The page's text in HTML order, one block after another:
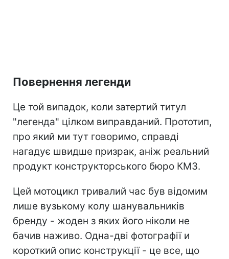
Повернення легенди
Це той випадок, коли затертий титул
"легенда" цілком виправданий. Прототип,
про який ми тут говоримо, справді
нагадує швидше призрак, аніж реальний
продукт конструкторського бюро КМЗ.
Цей мотоцикл тривалий час був відомим
лише вузькому колу шанувальників
бренду - жоден з яких його ніколи не
бачив наживо. Одна-дві фотографії и
короткий опис конструкції - це все, що